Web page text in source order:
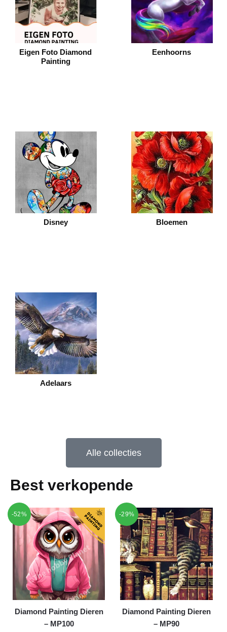
Eigen Foto Diamond
Painting
Eenhoorns
Disney Bloemen
Adelaars
Alle collecties
Best verkopende
-52%
Diamond Painting Dieren
– MP100
-29%
Diamond Painting Dieren
– MP90